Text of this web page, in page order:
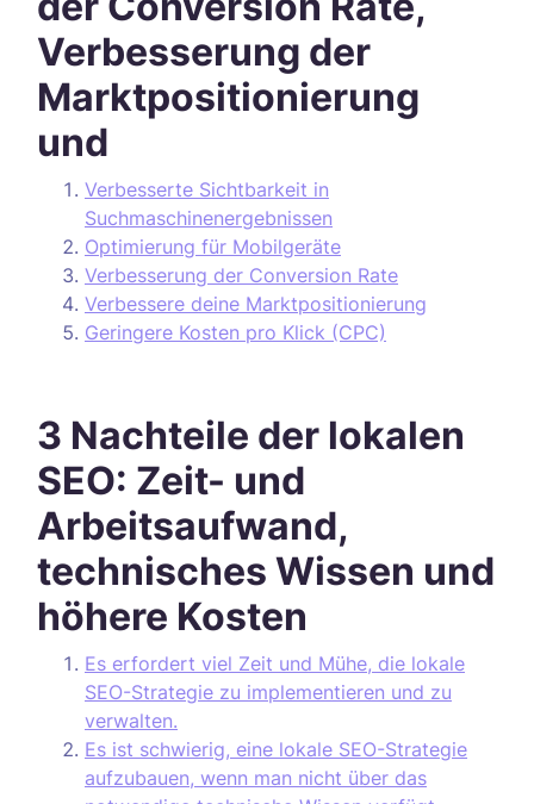
Verbesserung der
Marktpositionierung
und
Verbesserte Sichtbarkeit in
Suchmaschinenergebnissen
Optimierung für Mobilgeräte
Verbesserung der Conversion Rate
Verbessere deine Marktpositionierung
Geringere Kosten pro Klick (CPC)
3 Nachteile der lokalen
SEO: Zeit- und
Arbeitsaufwand,
technisches Wissen und
höhere Kosten
Es erfordert viel Zeit und Mühe, die lokale
SEO-Strategie zu implementieren und zu
verwalten.
Es ist schwierig, eine lokale SEO-Strategie
aufzubauen, wenn man nicht über das